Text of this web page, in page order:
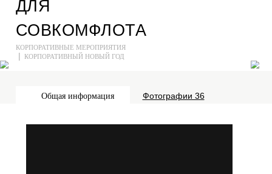
ДЛЯ
СОВКОМФЛОТА